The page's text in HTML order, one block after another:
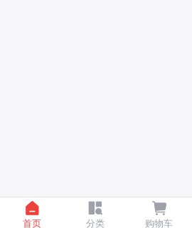
首页 分类 购物车